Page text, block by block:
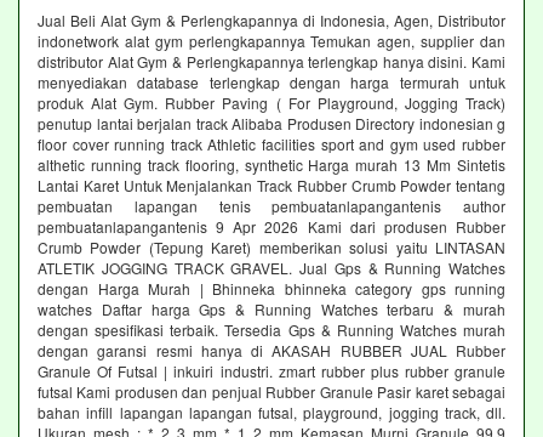
Jual Beli Alat Gym & Perlengkapannya di Indonesia, Agen, Distributor
indonetwork alat gym perlengkapannya Temukan agen, supplier dan
distributor Alat Gym & Perlengkapannya terlengkap hanya disini. Kami
menyediakan database terlengkap dengan harga termurah untuk
produk Alat Gym. Rubber Paving ( For Playground, Jogging Track)
penutup lantai berjalan track Alibaba Produsen Directory indonesian g
floor cover running track Athletic facilities sport and gym used rubber
althetic running track flooring, synthetic Harga murah 13 Mm Sintetis
Lantai Karet Untuk Menjalankan Track Rubber Crumb Powder tentang
pembuatan lapangan tenis pembuatanlapangantenis author
pembuatanlapangantenis 9 Apr 2026 Kami dari produsen Rubber
Crumb Powder (Tepung Karet) memberikan solusi yaitu LINTASAN
ATLETIK JOGGING TRACK GRAVEL. Jual Gps & Running Watches
dengan Harga Murah | Bhinneka bhinneka category gps running
watches Daftar harga Gps & Running Watches terbaru & murah
dengan spesifikasi terbaik. Tersedia Gps & Running Watches murah
dengan garansi resmi hanya di AKASAH RUBBER JUAL Rubber
Granule Of Futsal | inkuiri industri. zmart rubber plus rubber granule
futsal Kami produsen dan penjual Rubber Granule Pasir karet sebagai
bahan infill lapangan lapangan futsal, playground, jogging track, dll.